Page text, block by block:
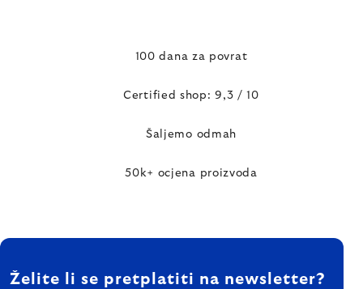
100 dana za povrat
Certified shop: 9,3 / 10
Šaljemo odmah
50k+ ocjena proizvoda
FOOTER
Želite li se pretplatiti na newsletter?